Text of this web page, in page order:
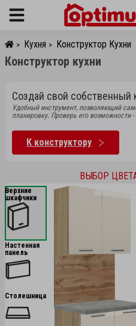
Menu
> Кухня > Конструктор Кухни
Конструктор кухни
Создай свой собственный
Удобный инструмент, позволяющий
планировку. Проверь его возможности
К конструктору
ВЫБОР
Верхние
шкафчики
Настенная
панель
Столешница